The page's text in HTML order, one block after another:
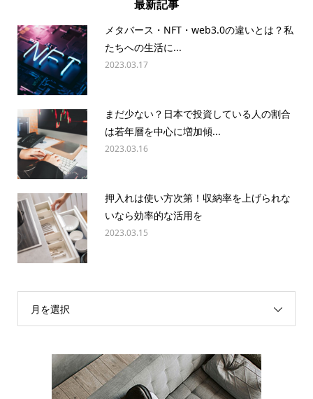
最新記事
メタバース・NFT・web3.0の違いとは？私
たちへの生活に...
2023.03.17
まだ少ない？日本で投資している人の割合
は若年層を中心に増加傾...
2023.03.16
押入れは使い方次第！収納率を上げられな
いなら効率的な活用を
2023.03.15
月を選択